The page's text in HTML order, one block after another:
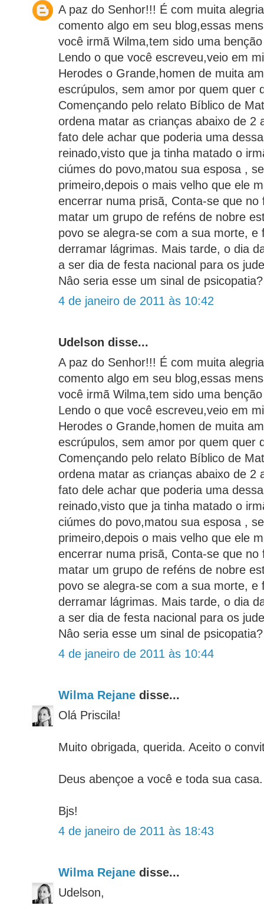
A paz do Senhor!!! É com muita
comento algo em seu blog,essas
você irmã Wilma,tem sido uma
Lendo o que você escreveu,veio em
Herodes o Grande,homen de muita
escrúpulos, sem amor por quem quer
Començando pelo relato Bíblico de
ordena matar as crianças abaixo de 2
fato dele achar que poderia uma
reinado,visto que ja tinha matado o
ciúmes do povo,matou sua esposa ,
primeiro,depois o mais velho que ele
encerrar numa prisã, Conta-se que no
matar um grupo de reféns de nobre
povo se alegra-se com a sua morte, e
derramar lágrimas. Mais tarde, o dia
a ser dia de festa nacional para os
Nâo seria esse um sinal de psicopatia?
4 de janeiro de 2011 às 10:42
Udelson disse...
A paz do Senhor!!! É com muita
comento algo em seu blog,essas
você irmã Wilma,tem sido uma
Lendo o que você escreveu,veio em
Herodes o Grande,homen de muita
escrúpulos, sem amor por quem quer
Començando pelo relato Bíblico de
ordena matar as crianças abaixo de 2
fato dele achar que poderia uma
reinado,visto que ja tinha matado o
ciúmes do povo,matou sua esposa ,
primeiro,depois o mais velho que ele
encerrar numa prisã, Conta-se que no
matar um grupo de reféns de nobre
povo se alegra-se com a sua morte, e
derramar lágrimas. Mais tarde, o dia
a ser dia de festa nacional para os
Nâo seria esse um sinal de psicopatia?
4 de janeiro de 2011 às 10:44
Wilma Rejane disse...
Olá Priscila!
Muito obrigada, querida. Aceito o
Deus abençoe a você e toda sua casa.
Bjs!
4 de janeiro de 2011 às 18:43
Wilma Rejane disse...
Udelson,